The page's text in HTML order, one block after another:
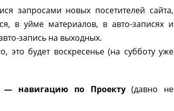
запросами новых посетителей сайта,
в уйме материалов, в авто-записях и
запись на выходных.
это будет воскресенье (на субботу уже
— навигацию по Проекту(давно не